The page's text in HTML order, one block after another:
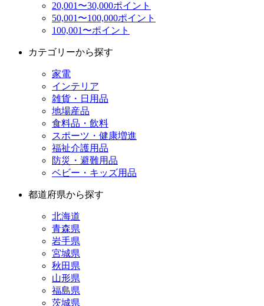
20,001〜30,000ポイント
50,001〜100,000ポイント
100,001〜ポイント
カテゴリーから探す
家電
インテリア
雑貨・日用品
地場産品
食料品・飲料
スポーツ・健康増進
福祉介護用品
防災・避難用品
ベビー・キッズ用品
都道府県から探す
北海道
青森県
岩手県
宮城県
秋田県
山形県
福島県
茨城県